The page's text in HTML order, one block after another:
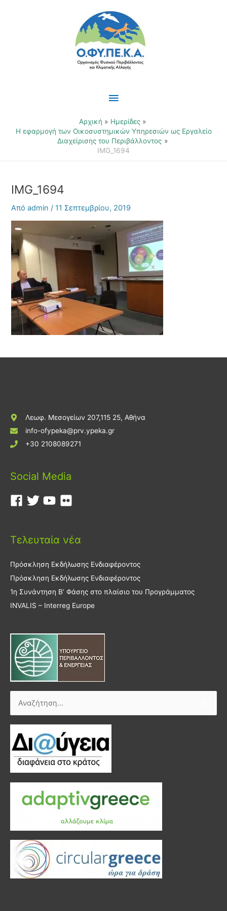
Κύριο
Μενού
Αρχική
Ημερίδες
Η εφαρμογή των Οικοσυστημικών Υπηρεσιών ως Εργαλείο
Διαχείρισης του Περιβάλλοντος
IMG_1694
IMG_1694
Απόadmin/11 Σεπτεμβρίου, 2019
Λεωφ. Μεσογείων 207,115 25, Αθήνα
info-ofypeka@prv.ypeka.gr
+30 2108089271
Social Media
Τελευταία νέα
Πρόσκληση Εκδήλωσης Ενδιαφέροντος
Πρόσκληση Εκδήλωσης Ενδιαφέροντος
1η Συνάντηση Β’ Φάσης στο πλαίσιο του Προγράμματος
INVALIS – Interreg Europe
Αναζήτηση